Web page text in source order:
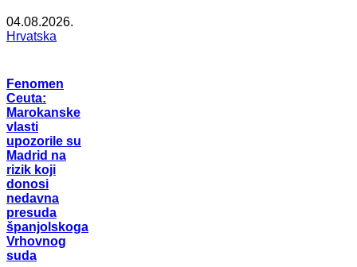
04.08.2026.
Hrvatska
Fenomen
Ceuta:
Marokanske
vlasti
upozorile su
Madrid na
rizik koji
donosi
nedavna
presuda
španjolskoga
Vrhovnog
suda